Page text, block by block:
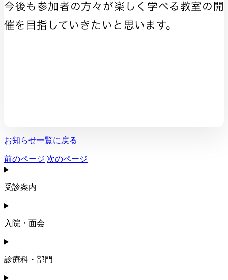
今後も参加者の方々が楽しく学べる教室の開
催を目指していきたいと思います。
お知らせ一覧に戻る
前のページ 次のページ
受診案内
入院・面会
診療科・部門